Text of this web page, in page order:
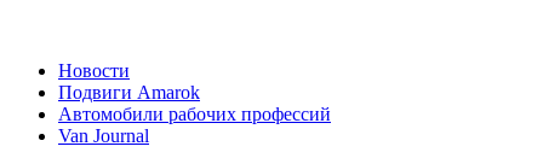
Новости
Подвиги Amarok
Автомобили рабочих профессий
Van Journal